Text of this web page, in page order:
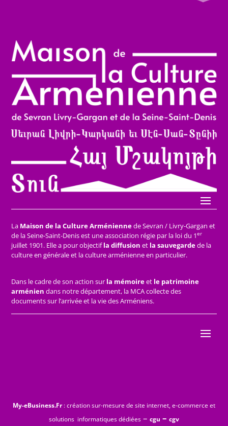
La Maison de la Culture Arméniennede Sevran / Livry-Gargan et
de la Seine-Saint-Denis est une association régie par la loi du 1er
juillet 1901. Elle a pour objectifla diffusion et la sauvegardede la
culture en générale et la culture arménienne en particulier.
Dans le cadre de son action sur la mémoireet le patrimoine
arménien dans notre département, la MCA collecte des
documents sur l’arrivée et la vie des Arméniens.
My-eBusiness.Fr: création sur-mesure de site internet, e-commerce et
solutions informatiques dédiées – cgu – cgv